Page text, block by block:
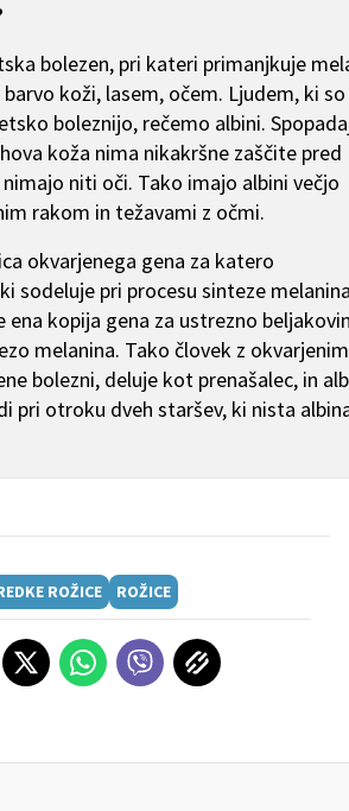
bolezen, pri kateri primanjkuje
koži, lasem, očem. Ljudem, ki so
boleznijo, rečemo albini.
koža nima nikakršne zaščite pred
niti oči. Tako imajo albini večjo
rakom in težavami z očmi.
okvarjenega gena za katero
sodeluje pri procesu sinteze
ena kopija gena za ustrezno
melanina. Tako človek z
bolezni, deluje kot prenašalec, in
pri otroku dveh staršev, ki nista
ROŽICE ROŽICE